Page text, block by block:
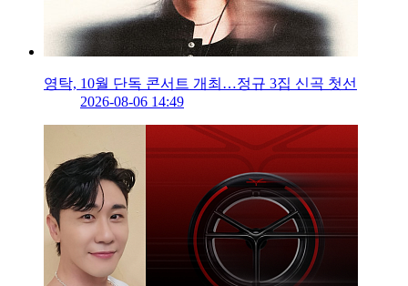
영탁, 10월 단독 콘서트 개최…정규 3집 신곡 첫선
2026-08-06 14:49